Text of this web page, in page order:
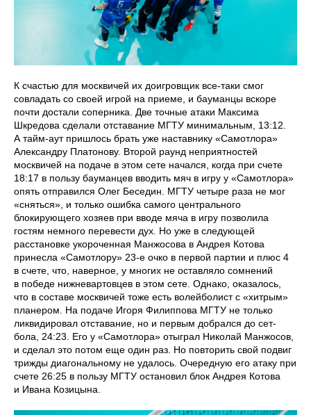
К счастью для москвичей их доигровщик все-таки смог
совладать со своей игрой на приеме, и бауманцы вскоре
почти достали соперника. Две точные атаки Максима
Шкредова сделали отставание МГТУ минимальным, 13:12.
А тайм-аут пришлось брать уже наставнику «Самотлора»
Александру Платонову. Второй раунд неприятностей
москвичей на подаче в этом сете начался, когда при счете
18:17 в пользу бауманцев вводить мяч в игру у «Самотлора»
опять отправился Олег Беседин. МГТУ четыре раза не мог
«сняться», и только ошибка самого центрального
блокирующего хозяев при вводе мяча в игру позволила
гостям немного перевести дух. Но уже в следующей
расстановке укороченная Манжосова в Андрея Котова
принесла «Самотлору» 23-е очко в первой партии и плюс 4
в счете, что, наверное, у многих не оставляло сомнений
в победе нижневартовцев в этом сете. Однако, оказалось,
что в составе москвичей тоже есть волейболист с «хитрым»
планером. На подаче Игоря Филиппова МГТУ не только
ликвидировал отставание, но и первым добрался до сет-
бола, 24:23. Его у «Самотлора» отыграл Николай Манжосов,
и сделал это потом еще один раз. Но повторить свой подвиг
трижды диагональному не удалось. Очередную его атаку при
счете 26:25 в пользу МГТУ остановил блок Андрея Котова
и Ивана Козицына.